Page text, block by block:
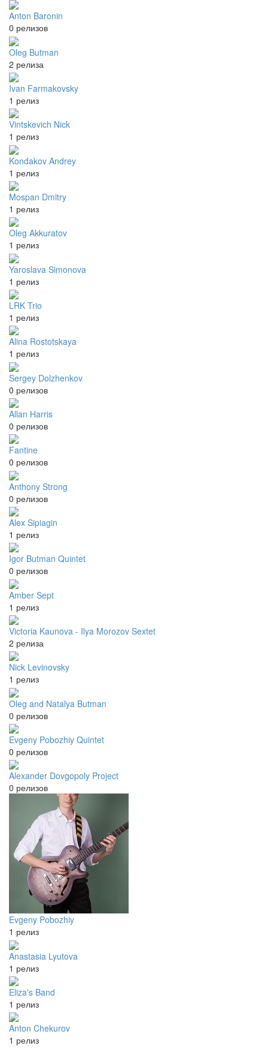
Anton Baronin
0 релизов
Oleg Butman
2 релиза
Ivan Farmakovsky
1 релиз
Vintskevich Nick
1 релиз
Kondakov Andrey
1 релиз
Mospan Dmitry
1 релиз
Oleg Akkuratov
1 релиз
Yaroslava Simonova
1 релиз
LRK Trio
1 релиз
Alina Rostotskaya
1 релиз
Sergey Dolzhenkov
0 релизов
Allan Harris
0 релизов
Fantine
0 релизов
Anthony Strong
0 релизов
Alex Sipiagin
1 релиз
Igor Butman Quintet
0 релизов
Amber Sept
1 релиз
Victoria Kaunova - Ilya Morozov Sextet
2 релиза
Nick Levinovsky
1 релиз
Oleg and Natalya Butman
0 релизов
Evgeny Pobozhiy Quintet
0 релизов
Alexander Dovgopoly Project
0 релизов
Evgeny Pobozhiy
1 релиз
Anastasia Lyutova
1 релиз
Eliza's Band
1 релиз
Anton Chekurov
1 релиз